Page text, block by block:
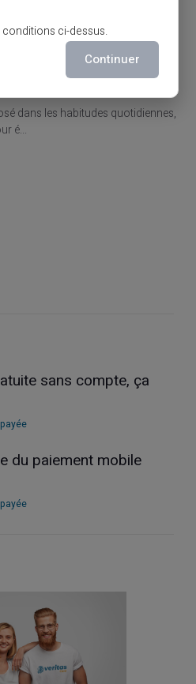
Carte prépayée
paiement mobile avec
dans les habitudes quotidiennes,
é...
sans compte, ça
du paiement mobile
conditions ci-dessus.
Continuer